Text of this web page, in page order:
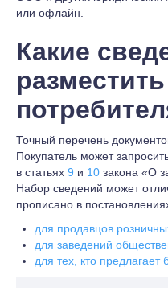
или офлайн.
Какие
Точный перечень
Покупатель может
в статьях 9 и 10 закона «О
Набор сведений может
прописано в
для продавцов
для заведений
для тех, кто предлагает